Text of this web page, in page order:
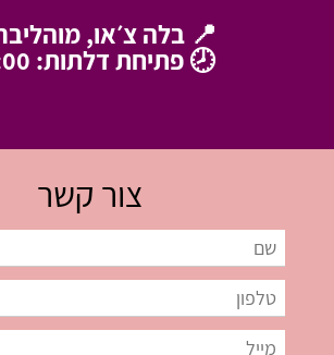
📍 בלה צ׳או, מוהליבר
🕗 פתיחת דלתות: 20:00
צור קשר